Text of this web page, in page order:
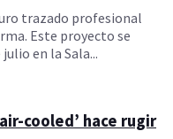
trazado profesional
Este proyecto se
en la Sala...
cooled’ hace rugir